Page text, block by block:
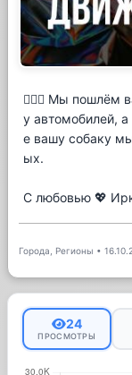
💁🏻‍♀️ Мы пошлём
у автомобилей,
е вашу собаку
ых.
С любовью 💖
Города, Регионы •
24
ПРОСМОТРЫ